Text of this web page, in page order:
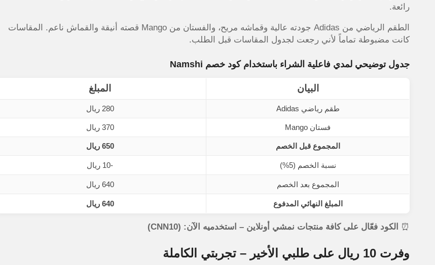
رائعة.
الطقم الرياضي من Adidas جودته عالية وقماشه مريح، والفستان من Mango قصته أنيقة والقماش ناعم. المقاسات
كانت مضبوطة تماماً لأني رجعت لجدول المقاسات قبل الطلب.
جدول توضيحي لمدي فاعلية الشراء باستخدام كود خصم Namshi
البيان المبلغ
طقم رياضي Adidas 280 ريال
فستان Mango 370 ريال
المجموع قبل الخصم 650 ريال
نسبة الخصم (5%) -10 ريال
المجموع بعد الخصم 640 ريال
المبلغ النهائي المدفوع 640 ريال
⏰ الكود فعّال على كافة منتجات نمشي أونلاين – استخدميه الآن: (CNN10)
وفرت 10 ريال على طلبي الأخير – تجربتي الكاملة